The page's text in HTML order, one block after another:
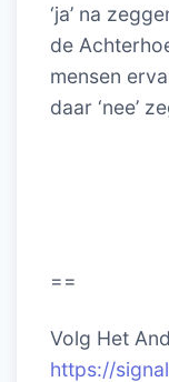
‘ja’ na
de
mensen
daar ‘nee’
==
Volg Het
https://